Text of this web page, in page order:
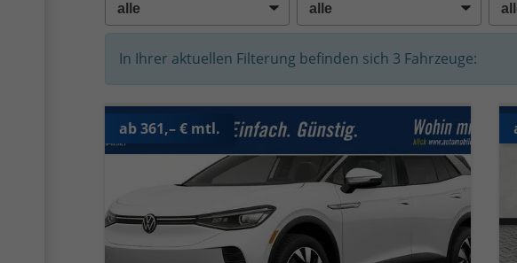
In Ihrer aktuellen Filterung befinden sich 3 Fahrzeuge:
ab 361,– € mtl.